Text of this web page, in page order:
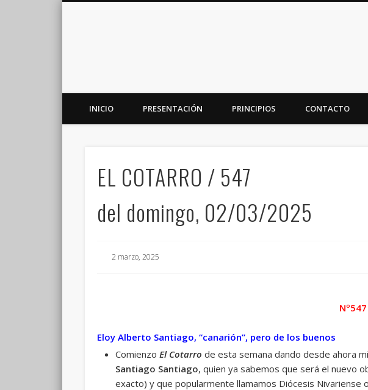
INICIO PRESENTACIÓN PRINCIPIOS CONTACTO
EL COTARRO / 547
del domingo, 02/03/2025
2 marzo, 2025
Eloy Alberto Santiago, “canarión”, pero de los buenos
Comienzo El Cotarro de esta semana dando desde ahora
Santiago Santiago, quien ya sabemos que será el nuevo
exacto) y que popularmente llamamos Diócesis